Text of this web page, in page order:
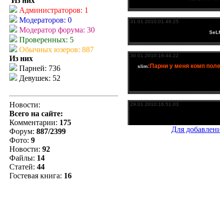
Администраторов: 1
Модераторов: 0
Модератор форума: 30
Проверенных: 5
Обычных юзеров: 887
Из них
Парней: 736
Девушек: 52
Новости:
Всего на сайте:
Комментарии: 175
Форум: 887/2399
Фото: 9
Новости: 92
Файлы: 14
Статей: 44
Гостевая книга: 16
Для